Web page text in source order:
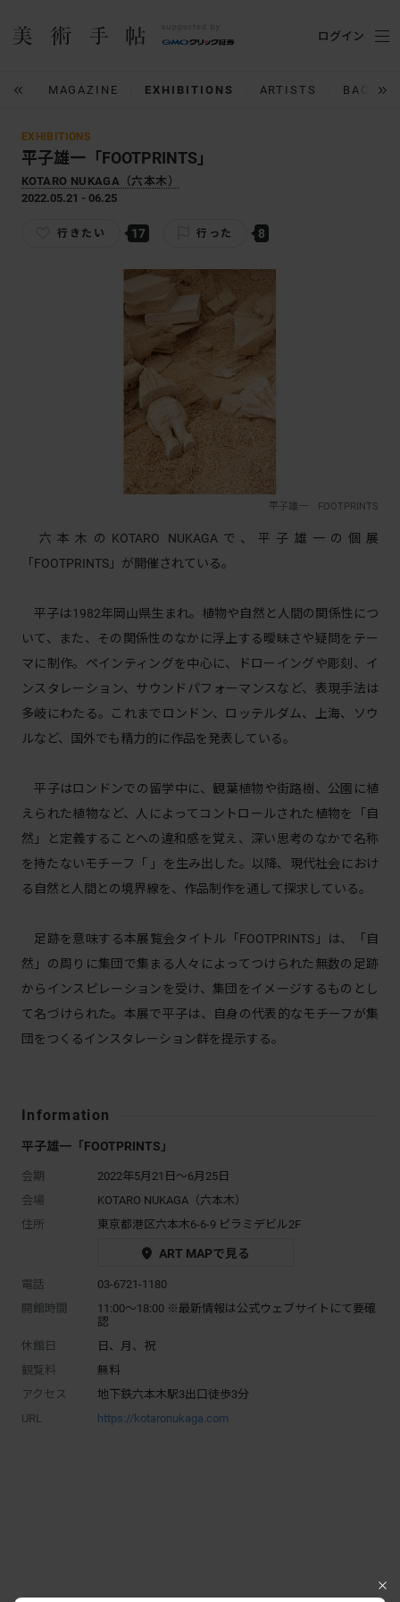
MAGAZINE EXHIBITIONS ARTISTS BACK
ログイン
EXHIBITIONS
平子雄一「FOOTPRINTS」
KOTARO NUKAGA（六本木）
2022.05.21 - 06.25
行きたい 17 行った 8
平子雄一 FOOTPRINTS
六本⽊のKOTARO NUKAGAで、平⼦雄⼀の個展
「FOOTPRINTS」が開催されている。
平⼦は1982年岡⼭県⽣まれ。植物や自然と人間の関係性につ
いて、また、その関係性のなかに浮上する曖昧さや疑問をテー
マに制作。ペインティングを中⼼に、ドローイングや彫刻、イ
ンスタレーション、サウンドパフォーマンスなど、表現⼿法は
多岐にわたる。これまでロンドン、ロッテルダム、上海、ソウ
ルなど、国外でも精⼒的に作品を発表している。
平⼦はロンドンでの留学中に、観葉植物や街路樹、公園に植
えられた植物など、⼈によってコントロールされた植物を「⾃
然」と定義することへの違和感を覚え、深い思考のなかで名称
を持たないモチーフ「 」を生み出した。以降、現代社会におけ
る⾃然と⼈間との境界線を、作品制作を通して探求している。
⾜跡を意味する本展覧会タイトル「FOOTPRINTS」は、「⾃
然」の周りに集団で集まる⼈々によってつけられた無数の⾜跡
からインスピレーションを受け、集団をイメージするものとし
て名づけられた。本展で平⼦は、⾃⾝の代表的なモチーフが集
団をつくるインスタレーション群を提⽰する。
Information
平子雄一「FOOTPRINTS」
会期
2022年5月21日～6月25日
会場
KOTARO NUKAGA（六本木）
住所
東京都港区六本木6-6-9 ピラミデビル2F
ART MAPで見る
電話
03-6721-1180
開館時間
11:00～18:00 ※最新情報は公式ウェブサイトにて要確
認
休館日
日、月、祝
観覧料
無料
アクセス
地下鉄六本木駅3出口徒歩3分
URL
https://kotaronukaga.com